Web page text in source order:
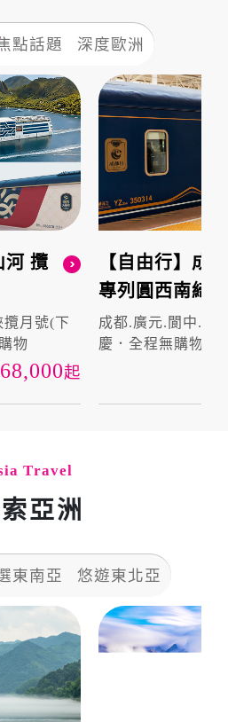
點話題 深度歐洲
河 攬
月號(下
物
起
【自由行】成
專列圓西南綺
成都.廣元.閬中.貴
慶．全程無購物．
Travel
亞洲
東南亞 悠遊東北亞